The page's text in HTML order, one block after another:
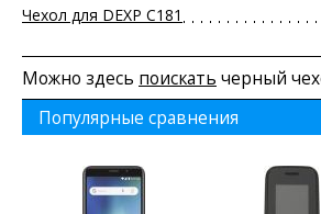
Чехол для DEXP C181
Можно здесь поискать черный
Популярные сравнения